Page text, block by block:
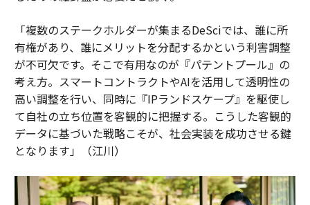
「複数のステークホルダーが集まるDeSciでは、誰に所
有権があり、誰にメリットを分配するかという利害調整
が不可欠です。そこで有用なのが『パテントプール』の
考え方。スマートコントラクトやAIを活用して透明性の
高い調整を行い、同時に『IPランドスケープ』を駆使し
て自社の立ち位置を客観的に把握する。こうした客観的
データに基づいた戦略こそが、社会実装を成功させる鍵
となります」（江川）